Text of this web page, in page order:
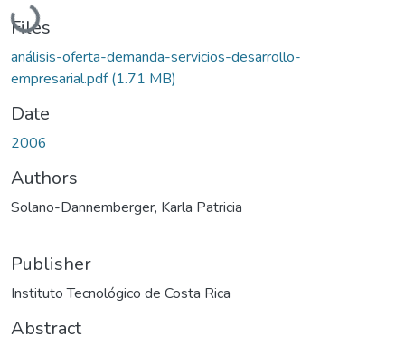
Loading...
Files
análisis-oferta-demanda-servicios-desarrollo-
empresarial.pdf(1.71 MB)
Date
2006
Authors
Solano-Dannemberger, Karla Patricia
Publisher
Instituto Tecnológico de Costa Rica
Abstract